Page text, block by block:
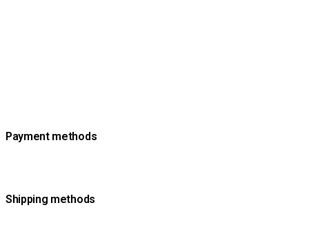
Payment methods
Shipping methods